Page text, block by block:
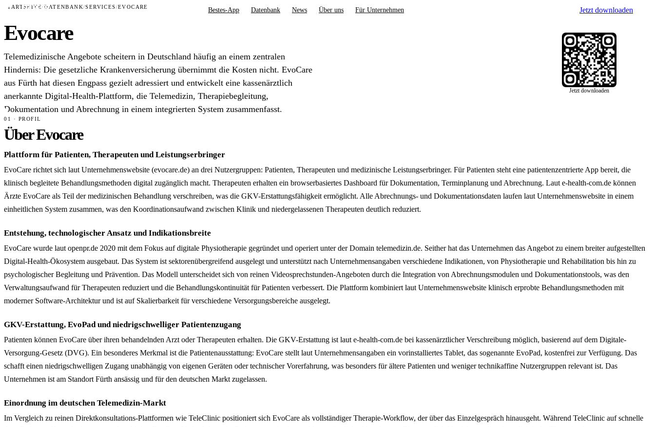
Bestes-App Datenbank News Über uns Für Unternehmen
Jetzt downloaden
Jetzt downloaden
STARTSEITE/DATENBANK/SERVICES/EVOCARE
Evocare
Telemedizinische Angebote scheitern in Deutschland häufig an einem zentralen
Hindernis: Die gesetzliche Krankenversicherung übernimmt die Kosten nicht. EvoCare
aus Fürth hat diesen Engpass gezielt adressiert und entwickelt eine kassenärztlich
anerkannte Digital-Health-Plattform, die Telemedizin, Therapiebegleitung,
Dokumentation und Abrechnung in einem integrierten System zusammenfasst.
01 · PROFIL
Über Evocare
Plattform für Patienten, Therapeuten und Leistungserbringer
EvoCare richtet sich laut Unternehmenswebsite (evocare.de) an drei Nutzergruppen: Patienten, Therapeuten und medizinische Leistungserbringer. Für Patienten steht eine patientenzentrierte App bereit, die
klinisch begleitete Behandlungsmethoden digital zugänglich macht. Therapeuten erhalten ein browserbasiertes Dashboard für Dokumentation, Terminplanung und Abrechnung. Laut e-health-com.de können
Ärzte EvoCare als Teil der medizinischen Behandlung verschreiben, was die GKV-Erstattungsfähigkeit ermöglicht. Alle Abrechnungs- und Dokumentationsdaten laufen laut Unternehmenswebsite in einem
einheitlichen System zusammen, was den Koordinationsaufwand zwischen Klinik und niedergelassenen Therapeuten deutlich reduziert.
Entstehung, technologischer Ansatz und Indikationsbreite
EvoCare wurde laut openpr.de 2020 mit dem Fokus auf digitale Physiotherapie gegründet und operiert unter der Domain telemedizin.de. Seither hat das Unternehmen das Angebot zu einem breiter aufgestellten
Digital-Health-Ökosystem ausgebaut. Das System ist sektorenübergreifend ausgelegt und unterstützt nach Unternehmensangaben verschiedene Indikationen, von Physiotherapie und Rehabilitation bis hin zu
psychologischer Begleitung und Prävention. Das Modell unterscheidet sich von reinen Videosprechstunden-Angeboten durch die Integration von Abrechnungsmodulen und Dokumentationstools, was den
Verwaltungsaufwand für Therapeuten reduziert und die Behandlungskontinuität für Patienten verbessert. Die Plattform kombiniert laut Unternehmenswebsite klinisch erprobte Behandlungsmethoden mit
moderner Software-Architektur und ist auf Skalierbarkeit für verschiedene Versorgungsbereiche ausgelegt.
GKV-Erstattung, EvoPad und niedrigschwelliger Patientenzugang
Patienten können EvoCare über ihren behandelnden Arzt oder Therapeuten erhalten. Die GKV-Erstattung ist laut e-health-com.de bei kassenärztlicher Verschreibung möglich, basierend auf dem Digitale-
Versorgung-Gesetz (DVG). Ein besonderes Merkmal ist die Patientenausstattung: EvoCare stellt laut Unternehmensangaben ein vorinstalliertes Tablet, das sogenannte EvoPad, kostenfrei zur Verfügung. Das
schafft einen niedrigschwelligen Zugang unabhängig von eigenen Geräten oder technischer Vorerfahrung, was besonders für ältere Patienten und weniger technikaffine Nutzergruppen relevant ist. Das
Unternehmen ist am Standort Fürth ansässig und für den deutschen Markt zugelassen.
Einordnung im deutschen Telemedizin-Markt
Im Vergleich zu reinen Direktkonsultations-Plattformen wie TeleClinic positioniert sich EvoCare als vollständiger Therapie-Workflow, der über das Einzelgespräch hinausgeht. Während TeleClinic auf schnelle